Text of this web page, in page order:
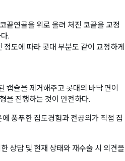
끝연골을 위로 올려 처진 코끝을 교정
.
도에 따라 콧대 부분도 같이 교정하게
캡슐을 제거해주고 콧대의 바닥 면이
을 진행하는 것이 안전하다.
풍푸한 집도경험과 전공의가 직접 집
상담 및 현재 상태와 재수술 시 의견을